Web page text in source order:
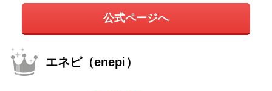
公式ページへ
エネピ（enepi）